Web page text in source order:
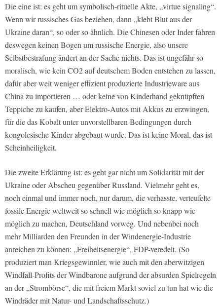
Die eine ist: es geht um symbolisch-rituelle Akte, „virtue signaling“.
Wenn wir russisches Gas beziehen, dann „klebt Blut aus der
Ukraine daran“, so oder so ähnlich. Die Chinesen oder Inder fahren
deswegen keinen Bogen um russische Energie, also unsere
Selbstbestrafung ändert an der Sache nichts. Das ist ungefähr so
moralisch, wie kein CO2 auf deutschem Boden entstehen zu lassen,
dafür aber weit weniger effizient produzierte Industrieware aus
China zu importieren … oder keine von Kinderhand geknüpften
Teppiche zu kaufen, aber Elektro-Autos mit Akkus zu erzwingen,
für die das Kobalt unter unvorstellbaren Bedingungen durch
kongolesische Kinder abgebaut wurde. Das ist keine Moral, das ist
Scheinheiligkeit.
Die zweite Erklärung ist: es geht gar nicht um Solidarität mit der
Ukraine oder Abscheu gegenüber Russland. Vielmehr geht es,
noch einmal und immer noch, nur darum, die verhasste, verteufelte
fossile Energie weltweit so schnell wie möglich so knapp wie
möglich zu machen, Deutschland vorweg. Und nebenbei noch
mehr Milliarden den Freunden in der Windenergie-Industrie
anreichen zu können: „Freiheitsenergie“, FDP-veredelt. (So
produziert man Kriegsgewinnler, wie auch mit den aberwitzigen
Windfall-Profits der Windbarone aufgrund der absurden Spielregeln
an der „Strombörse“, die mit freiem Markt soviel zu tun hat wie die
Windräder mit Natur- und Landschaftsschutz.)